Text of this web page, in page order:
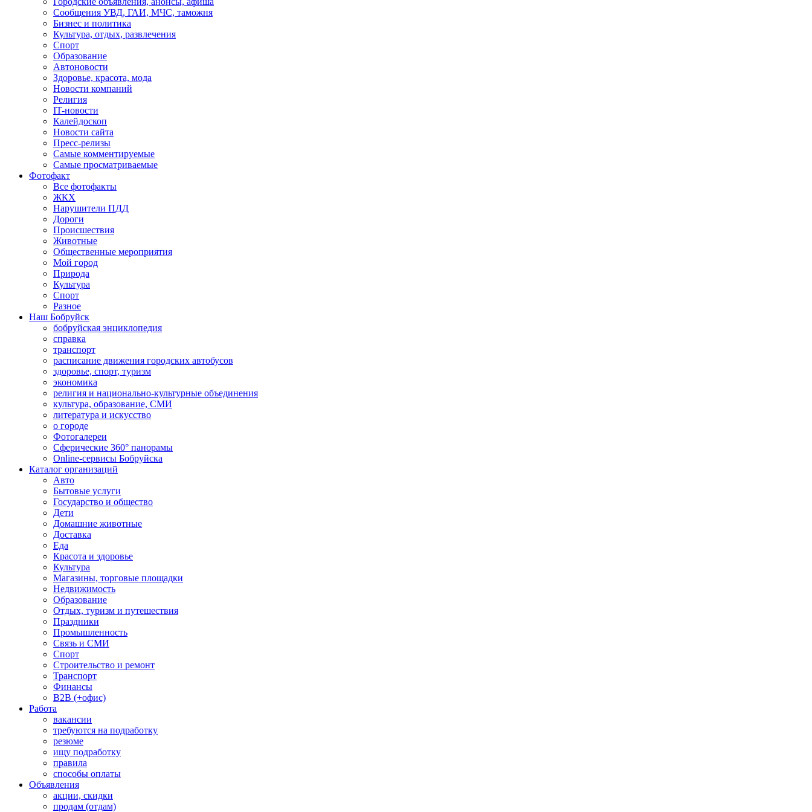
Сообщения УВД, ГАИ, МЧС, таможня
Бизнес и политика
Культура, отдых, развлечения
Спорт
Образование
Автоновости
Здоровье, красота, мода
Новости компаний
Религия
IT-новости
Калейдоскоп
Новости сайта
Пресс-релизы
Самые комментируемые
Самые просматриваемые
Фотофакт
Все фотофакты
ЖКХ
Нарушители ПДД
Дороги
Происшествия
Животные
Общественные мероприятия
Мой город
Природа
Культура
Спорт
Разное
Наш Бобруйск
бобруйская энциклопедия
справка
транспорт
расписание движения городских автобусов
здоровье, спорт, туризм
экономика
религия и национально-культурные объединения
культура, образование, СМИ
литература и искусство
о городе
Фотогалереи
Сферические 360° панорамы
Online-сервисы Бобруйска
Каталог организаций
Авто
Бытовые услуги
Государство и общество
Дети
Домашние животные
Доставка
Еда
Красота и здоровье
Культура
Магазины, торговые площадки
Недвижимость
Образование
Отдых, туризм и путешествия
Праздники
Промышленность
Связь и СМИ
Спорт
Строительство и ремонт
Транспорт
Финансы
B2B (+офис)
Работа
вакансии
требуются на подработку
резюме
ищу подработку
правила
способы оплаты
Объявления
акции, скидки
продам (отдам)